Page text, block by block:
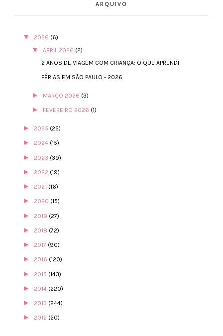
ARQUIVO
▼ 2026 (6)
▼ ABRIL 2026 (2)
2 ANOS DE VIAGEM COM CRIANÇA: O QUE APRENDI
FÉRIAS EM SÃO PAULO - 2026
► MARÇO 2026 (3)
► FEVEREIRO 2026 (1)
► 2025 (22)
► 2024 (15)
► 2023 (39)
► 2022 (19)
► 2021 (16)
► 2020 (15)
► 2019 (27)
► 2018 (72)
► 2017 (90)
► 2016 (120)
► 2015 (143)
► 2014 (220)
► 2013 (244)
► 2012 (20)